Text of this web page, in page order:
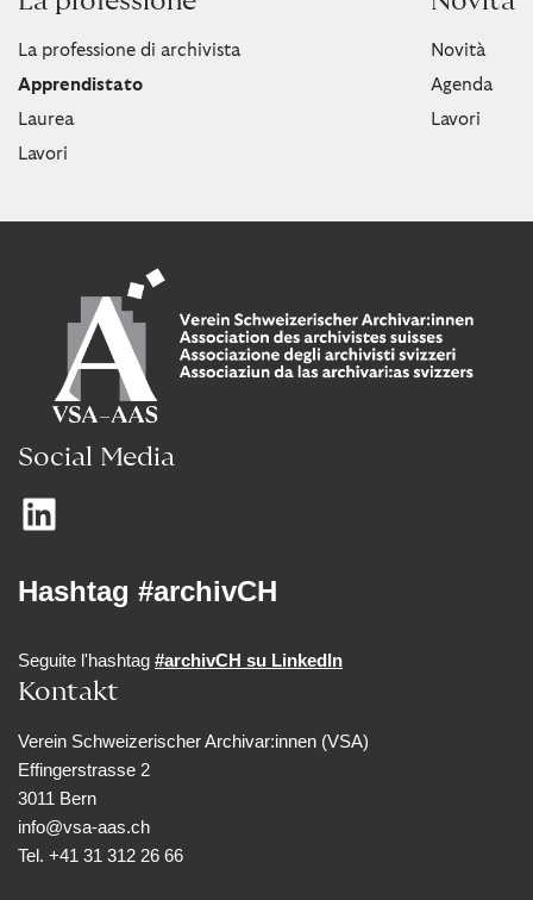
La professione di archivista
Apprendistato
Laurea
Lavori
Novità
Agenda
Lavori
Social Media
Hashtag #archivCH
Seguite l'hashtag #archivCH su LinkedIn
Kontakt
Verein Schweizerischer Archivar:innen (VSA)
Effingerstrasse 2
3011 Bern
info@vsa-aas.ch
Tel. +41 31 312 26 66